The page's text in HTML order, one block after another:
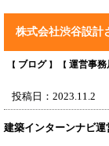
株式会社渋谷設計
【 ブログ 】 【 運営事務
投稿日：2023.11.2
建築インターンナビ運